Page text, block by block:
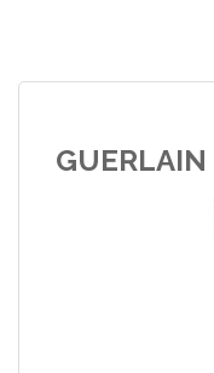
GUERLAIN